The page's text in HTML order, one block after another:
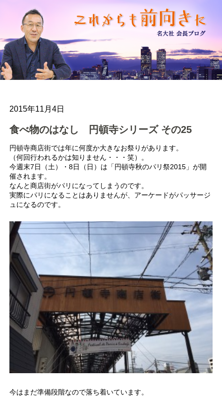
2015年11月4日
食べ物のはなし 円頓寺シリーズ その25
円頓寺商店街では年に何度か大きなお祭りがあります。
（何回行われるかは知りません・・・笑）。
今週末7日（土）・8日（日）は「円頓寺秋のパリ祭2015」が開
催されます。
なんと商店街がパリになってしまうのです。
実際にパリになることはありませんが、アーケードがパッサージ
ュになるのです。
今はまだ準備段階なので落ち着いています。